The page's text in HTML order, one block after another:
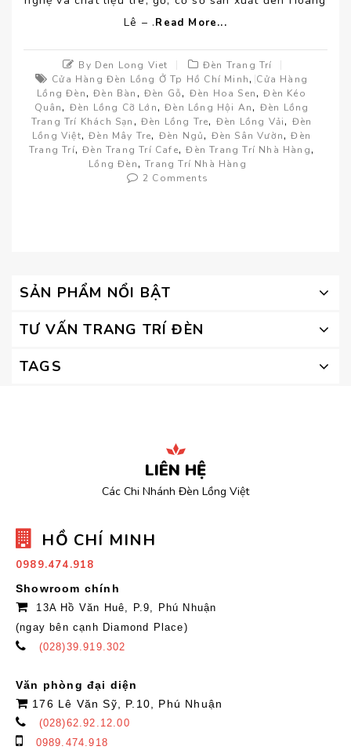
Lê – .Read More...
By Den Long Viet
Đèn Trang Trí
Cửa Hàng Đèn Lồng Ở Tp Hồ Chí Minh,Cửa Hàng
Lồng Đèn,Đèn Bàn ,Đèn Gỗ, Đèn Hoa Sen,Đèn Kéo
Quân, Đèn Lồng Cỡ Lớn,Đèn Lồng Hội An, Đèn Lồng
Trang Trí Khách Sạn , Đèn Lồng Tre, Đèn Lồng Vải, Đèn
Lồng Việt,Đèn Mây Tre, Đèn Ngủ, Đèn Sân Vườn,Đèn
Trang Trí,Đèn Trang Trí Cafe,Đèn Trang Trí Nhà Hàng,
Lồng Đèn,Trang Trí Nhà Hàng
2 Comments
SẢN PHẨM NỔI BẬT
TƯ VẤN TRANG TRÍ ĐÈN
TAGS
LIÊN HỆ
Các Chi Nhánh Đèn Lồng Việt
HỒ CHÍ MINH
0989.474.918
Showroom chính
13A Hồ Văn Huê, P.9, Phú Nhuận
(ngay bên cạnh Diamond Place)
(028)39.919.302
Văn phòng đại diện
176 Lê Văn Sỹ, P.10, Phú Nhuận
(028)62.92.12.00
0989.474.918